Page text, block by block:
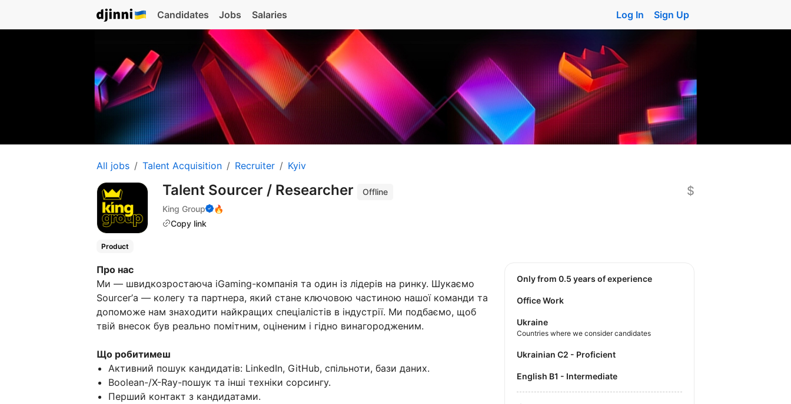
Candidates Jobs Salaries Log In Sign Up
All jobs Talent Acquisition Recruiter Kyiv
Talent Sourcer / Researcher
Offline
King Group
🔥
Copy link
$
Product
Про нас
Ми — швидкозростаюча iGaming-компанія та один із лідерів на ринку. Шукаємо
Sourcer’а — колегу та партнера, який стане ключовою частиною нашої команди та
допоможе нам знаходити найкращих спеціалістів в індустрії. Ми подбаємо, щоб
твій внесок був реально помітним, оціненим і гідно винагородженим.
Що робитимеш
Активний пошук кандидатів: LinkedIn, GitHub, спільноти, бази даних.
Boolean-/X-Ray-пошук та інші техніки сорсингу.
Перший контакт з кандидатами.
Only from 0.5 years of experience
Office Work
Ukraine
Countries where we consider candidates
Ukrainian C2 - Proficient
English B1 - Intermediate